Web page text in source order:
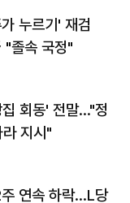
누르기' 재검
졸속 국정"
회동' 전말…"정
지시"
연속 하락…L당